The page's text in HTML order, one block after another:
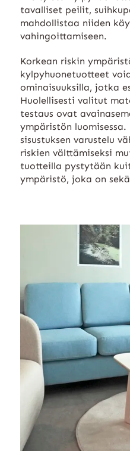
tavalliset peilit,
mahdollistaa niiden
vahingoittamiseen.
Korkean riskin
kylpyhuonetuotteet
ominaisuuksilla, jotka
Huolellisesti valitut
testaus ovat
ympäristön luomisessa.
sisustuksen varustelu
riskien välttämiseksi
tuotteilla pystytään
ympäristö, joka on